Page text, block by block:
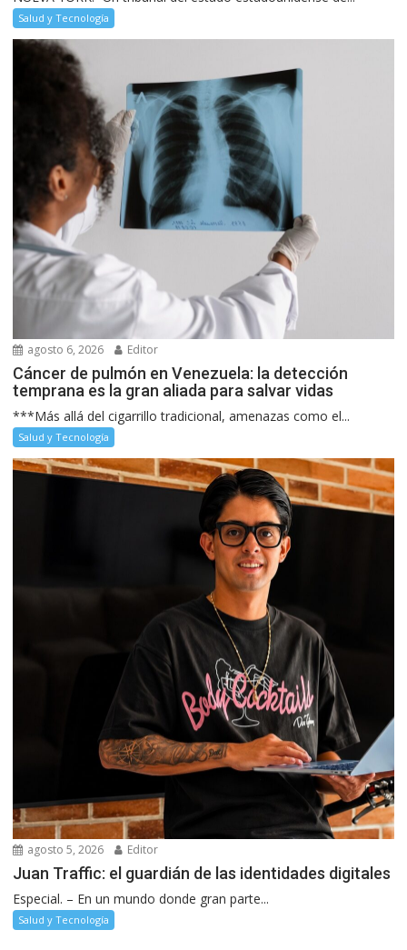
Salud y Tecnología
agosto 6, 2026 Editor
Cáncer de pulmón en Venezuela: la detección
temprana es la gran aliada para salvar vidas
***Más allá del cigarrillo tradicional, amenazas como el...
Salud y Tecnología
agosto 5, 2026 Editor
Juan Traffic: el guardián de las identidades digitales
Especial. – En un mundo donde gran parte...
Salud y Tecnología